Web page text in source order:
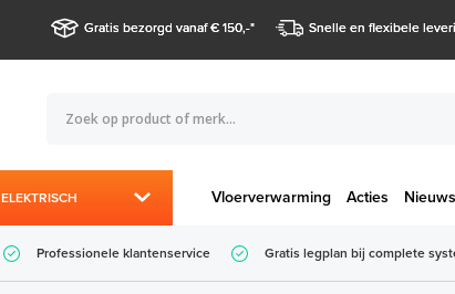
Gratis bezorgd vanaf € 150,-* Snelle en flexibele
ELEKTRISCH Vloerverwarming Acties Nieuws
Professionele klantenservice Gratis legplan bij complete